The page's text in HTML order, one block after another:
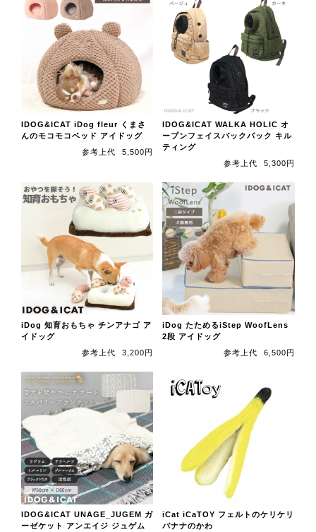
IDOG&ICAT iDog fleur くまさ
んのモコモコベッド アイドッグ
参考上代
5,500円
IDOG&ICAT WALKA HOLIC オ
ープンフェイスバックパック キル
ティング
参考上代
5,300円
iDog 知育おもちゃ チンアナゴ ア
イドッグ
参考上代
3,200円
iDog たためるiStep WoofLens
2段 アイドッグ
参考上代
6,500円
IDOG&ICAT UNAGE_JUGEM ガ
ーゼケット アンエイジ ジュゲム
iCat iCaTOY フェルトのケリケリ
バナナのかわ